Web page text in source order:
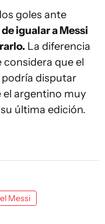
goles ante
igualar a Messi
La diferencia
considera que el
podría disputar
el argentino muy
última edición.
Messi